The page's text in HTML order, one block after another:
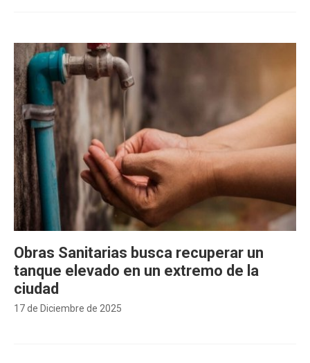
17 de Diciembre de 2025
Obras Sanitarias busca recuperar un
tanque elevado en un extremo de la
ciudad